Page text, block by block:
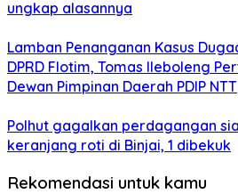
ungkap alasannya
Lamban Penanganan Kasus
DPRD Flotim, Tomas Ileboleng
Dewan Pimpinan Daerah PDIP NTT
Polhut gagalkan perdagangan
keranjang roti di Binjai, 1 dibekuk
Rekomendasi untuk kamu